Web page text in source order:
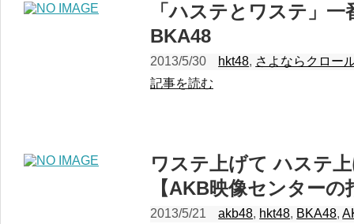
「ハステとワステ」
BKA48
2013/5/30 hkt48, さよならクロー
記事を読む
ワステ上げて ハステ
【AKB映像センターの
2013/5/21 akb48, hkt48, BKA48,